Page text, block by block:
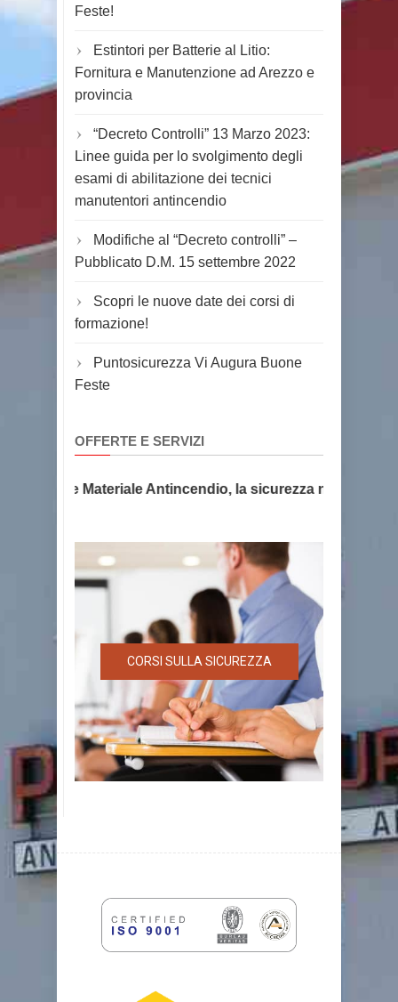
Feste!
Estintori per Batterie al Litio:
Fornitura e Manutenzione ad Arezzo e
provincia
“Decreto Controlli” 13 Marzo 2023:
Linee guida per lo svolgimento degli
esami di abilitazione dei tecnici
manutentori antincendio
Modifiche al “Decreto controlli” –
Pubblicato D.M. 15 settembre 2022
Scopri le nuove date dei corsi di
formazione!
Puntosicurezza Vi Augura Buone
Feste
OFFERTE E SERVIZI
e Materiale Antincendio, la sicurezza non ha
CORSI SULLA SICUREZZA